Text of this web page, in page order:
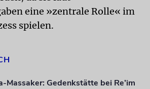
eine »zentrale Rolle« im
spielen.
Massaker: Gedenkstätte bei Re’im